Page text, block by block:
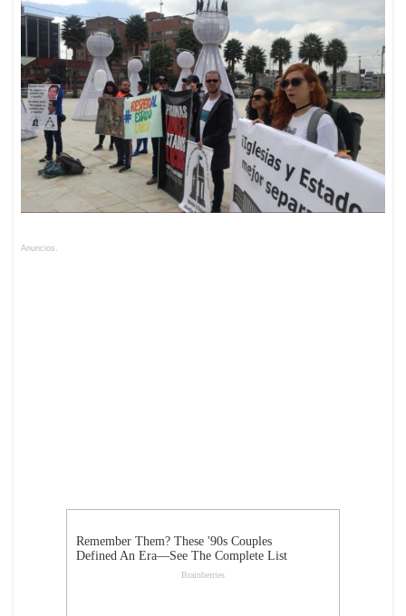
Anuncios.